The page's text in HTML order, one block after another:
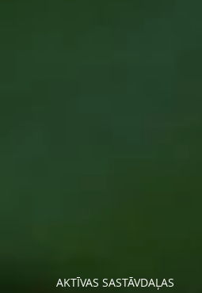
AKTĪVAS SASTĀVDAĻAS